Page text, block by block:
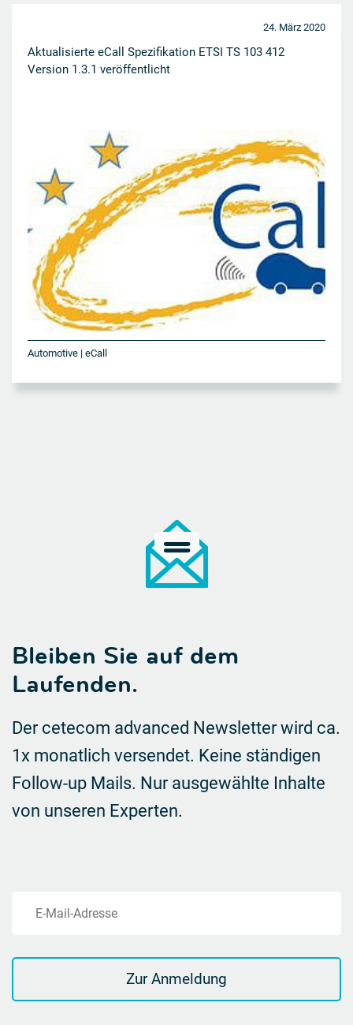
24. März 2020
Aktualisierte eCall Spezifikation ETSI TS 103 412
Version 1.3.1 veröffentlicht
Automotive | eCall
Bleiben Sie auf dem
Laufenden.
Der cetecom advanced Newsletter wird ca.
1x monatlich versendet. Keine ständigen
Follow-up Mails. Nur ausgewählte Inhalte
von unseren Experten.
E-Mail-Adresse
Zur Anmeldung